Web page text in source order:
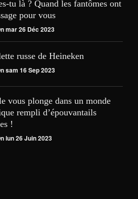
tu là ? Quand les fantômes ont
pour vous
mar 26 Déc 2023
russe de Heineken
sam 16 Sep 2023
vous plonge dans un monde
rempli d’épouvantails
!
lun 26 Juin 2023